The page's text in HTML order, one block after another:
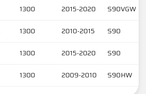
1300 2015-2020 S90VGW
1300 2010-2015 S90
1300 2015-2020 S90
1300 2009-2010 S90HW